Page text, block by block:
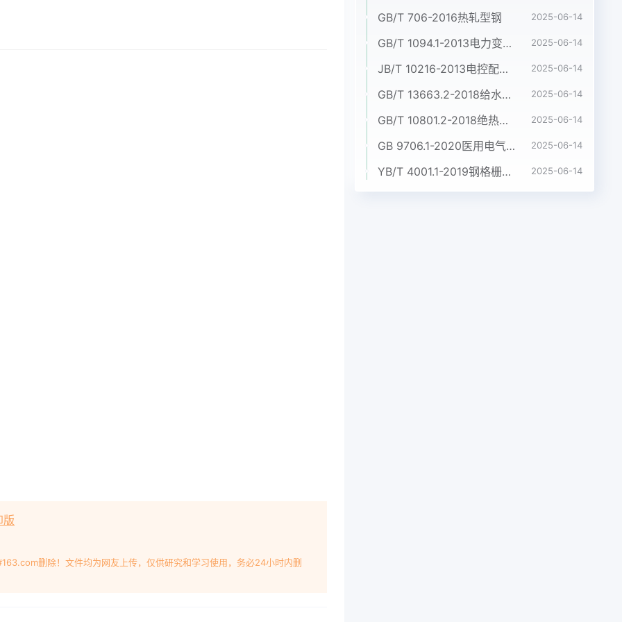
版
删除！文件均为网友上传，仅供研究和学习使用，务必24小时内删
GB/T 706-2016热轧型钢 2025-06-14
GB/T 1094.1-2013电力变压器 第1部分:总则 2025-06-14
JB/T 10216-2013电控配电用电缆桥架 2025-06-14
GB/T 13663.2-2018给水用聚乙烯(PE)管道系统 第2部分:管材 2025-06-14
GB/T 10801.2-2018绝热用挤塑聚苯乙烯泡沫塑料(XPS) 2025-06-14
GB 9706.1-2020医用电气设备 第1部分:基本安全和基本性能的通用要求 2025-06-14
YB/T 4001.1-2019钢格栅板及配套件 第1部分:钢格栅板 2025-06-14